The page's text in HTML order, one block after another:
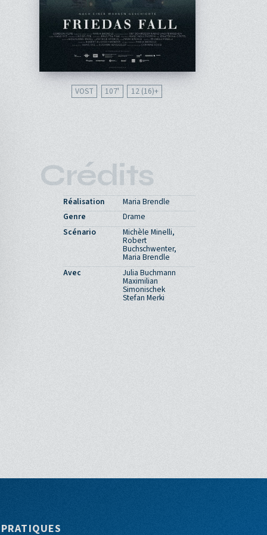
VOST 107' 12 (16)
Crédits
Réalisation
Maria Brendle
Genre
Drame
Scénario
Michèle Minelli,
Robert
Buchschwenter,
Maria Brendle
Avec
Julia Buchmann
Maximilian
Simonischek
Stefan Merki